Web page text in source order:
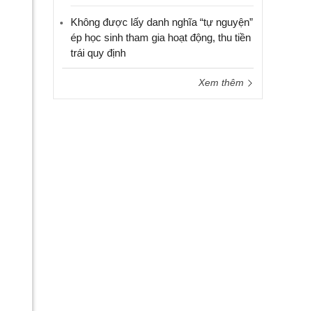
Không được lấy danh nghĩa “tự nguyện”
ép học sinh tham gia hoạt động, thu tiền
trái quy định
Xem thêm